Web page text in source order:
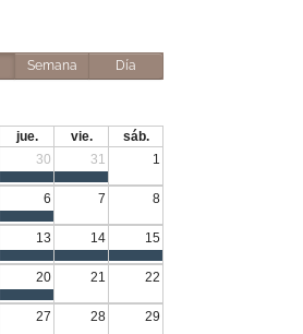
Semana Día
jue. vie.
sáb.
30 31 1
6 7 8
13 14 15
20 21 22
27 28 29